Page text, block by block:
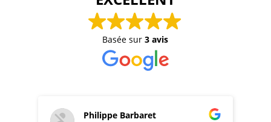
Basée sur3 avis
Philippe Barbaret